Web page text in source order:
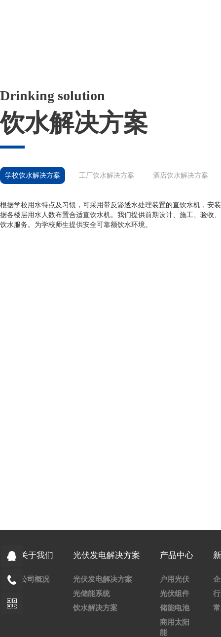
Drinking solution
饮水解决方案
学校饮水解决方案 工厂饮水解决方案 酒店饮水解决方案
根据学校用水特点及习惯，可采用带反渗透水处理装置的直饮水机，安
据各楼层用水人数布置合适直饮水机。我们提供前期设计、施工、验收
饮水服务。为学校师生提供安全可靠额饮水环境。
关于我们
公司概况
光伏发电解决方案
光伏发电解决方案
光储能系统
饮水解决方案
产品中心
户用光伏
光伏组件
储能电池
商用太阳
能